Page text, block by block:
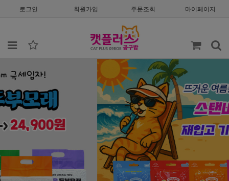
로그인 회원가입 주문조회 마이페이지